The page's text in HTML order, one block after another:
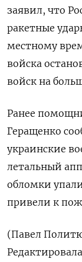
заявил, что
ракетные
местному
войска
войск на
Ранее
Геращенко
украинские
летальный
обломки
привели к
(Павел